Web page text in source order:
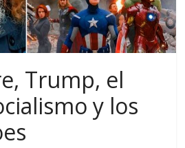
Trump, el
y los